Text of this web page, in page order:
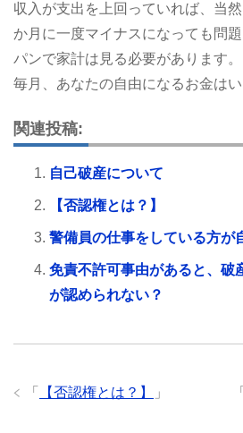
収入が支出を上回っていれば、当
か月に一度マイナスになっても問
パンで家計は見る必要があります。
毎月、あなたの自由になるお金は
関連投稿:
自己破産について
【否認権とは？】
警備員の仕事をしている方が
免責不許可事由があると、破
が認められない？
「
「 【否認権とは？】 」